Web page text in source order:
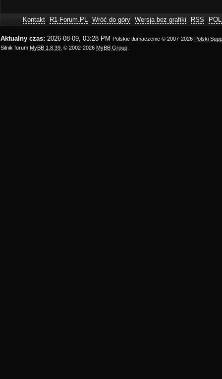
Kontakt R1-Forum.PL Wróć do góry Wersja bez grafiki RSS
Aktualny czas: 2026-08-09, 03:28 PM Polskie tłumaczenie © 2007-2026 Polski
Silnik forum MyBB 1.8.39 , © 2002-2026 MyBB Group